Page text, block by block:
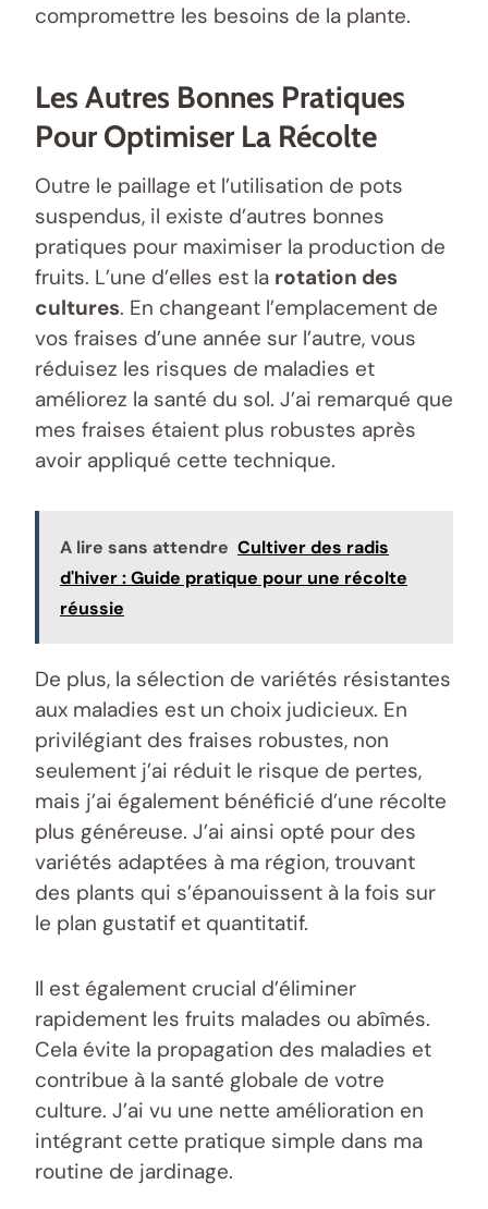
compromettre les besoins de la plante.
Les Autres Bonnes Pratiques
Pour Optimiser La Récolte
Outre le paillage et l’utilisation de pots
suspendus, il existe d’autres bonnes
pratiques pour maximiser la production de
fruits. L’une d’elles est la rotation des
cultures. En changeant l’emplacement de
vos fraises d’une année sur l’autre, vous
réduisez les risques de maladies et
améliorez la santé du sol. J’ai remarqué que
mes fraises étaient plus robustes après
avoir appliqué cette technique.
A lire sans attendre Cultiver des radis
d'hiver : Guide pratique pour une récolte
réussie
De plus, la sélection de variétés résistantes
aux maladies est un choix judicieux. En
privilégiant des fraises robustes, non
seulement j’ai réduit le risque de pertes,
mais j’ai également bénéficié d’une récolte
plus généreuse. J’ai ainsi opté pour des
variétés adaptées à ma région, trouvant
des plants qui s’épanouissent à la fois sur
le plan gustatif et quantitatif.
Il est également crucial d’éliminer
rapidement les fruits malades ou abîmés.
Cela évite la propagation des maladies et
contribue à la santé globale de votre
culture. J’ai vu une nette amélioration en
intégrant cette pratique simple dans ma
routine de jardinage.